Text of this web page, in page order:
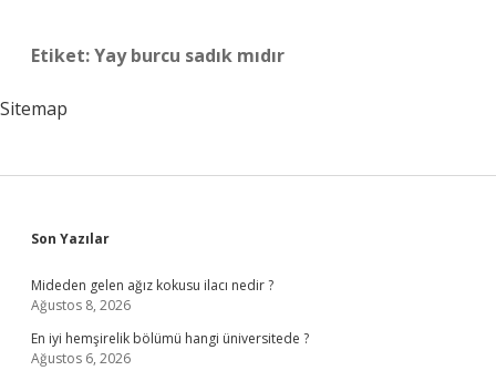
Etiket:Yay burcu sadık mıdır
Sitemap
Sidebar
Son Yazılar
Mideden gelen ağız kokusu ilacı nedir ?
Ağustos 8, 2026
En iyi hemşirelik bölümü hangi üniversitede ?
Ağustos 6, 2026